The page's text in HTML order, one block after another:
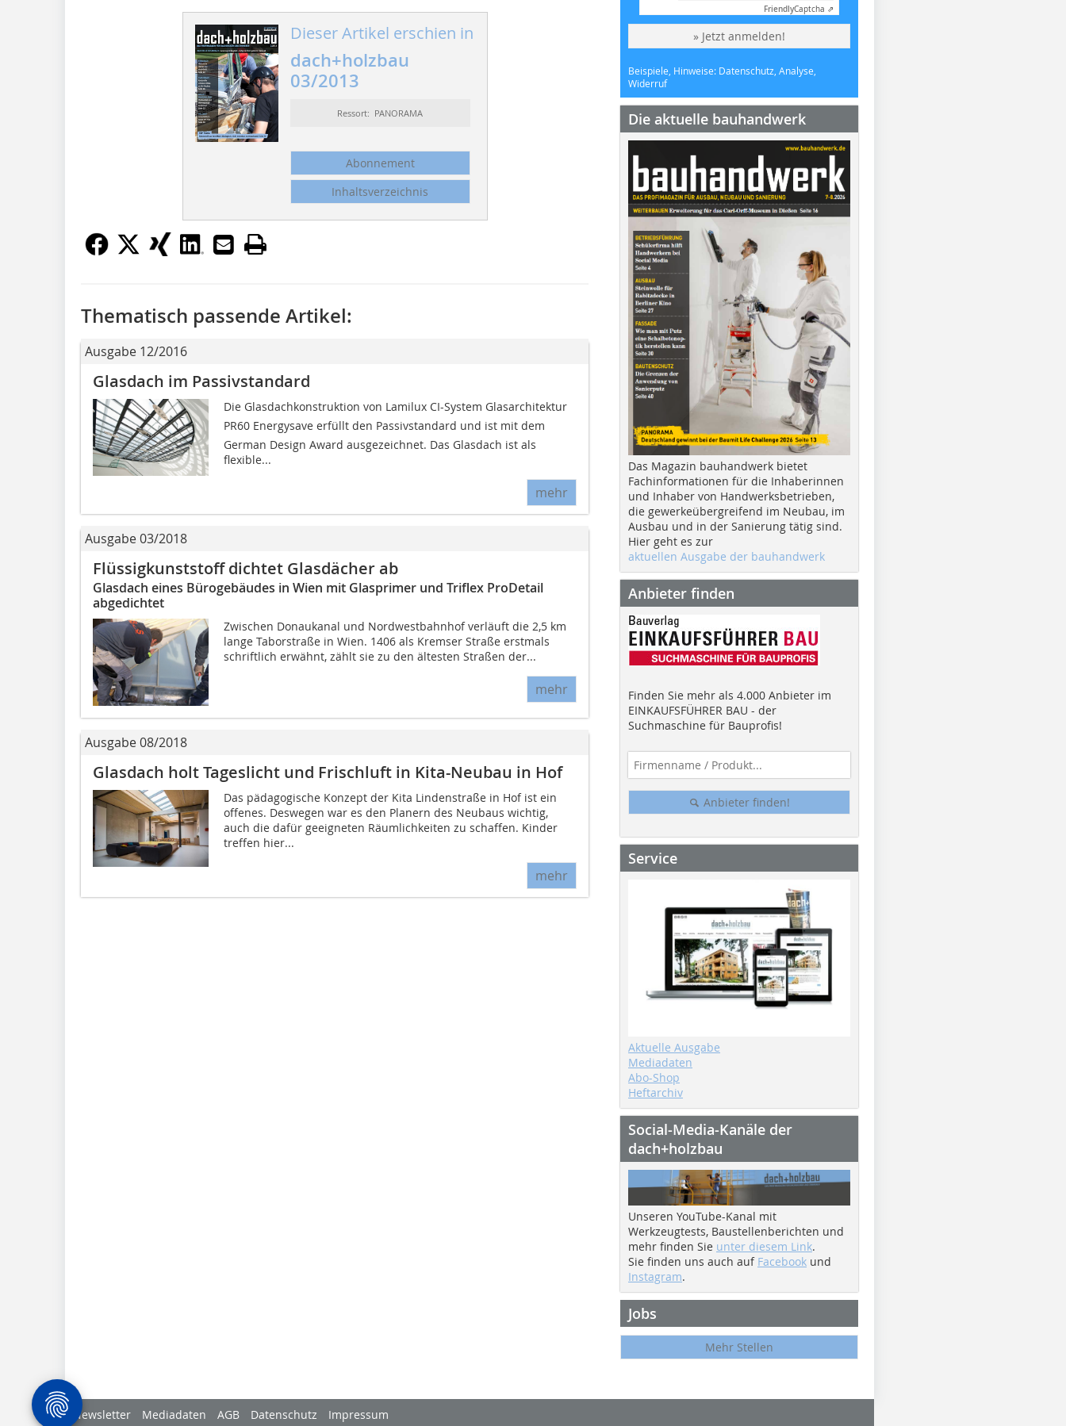
Dieser Artikel erschien in
dach+holzbau
03/2013
Ressort: PANORAMA
Abonnement
Inhaltsverzeichnis
Thematisch passende Artikel:
Ausgabe 12/2016
Glasdach im Passivstandard
Die Glasdachkonstruktion von Lamilux CI-System Glasarchitektur
PR60 Energysave erfüllt den Passivstandard und ist mit dem
German Design Award ausgezeichnet. Das Glasdach ist als
flexible...
mehr
Ausgabe 03/2018
Flüssigkunststoff dichtet Glasdächer ab
Glasdach eines Bürogebäudes in Wien mit Glasprimer und Triflex ProDetail
abgedichtet
Zwischen Donaukanal und Nordwestbahnhof verläuft die 2,5 km
lange Taborstraße in Wien. 1406 als Kremser Straße erstmals
schriftlich erwähnt, zählt sie zu den ältesten Straßen der...
mehr
Ausgabe 08/2018
Glasdach holt Tageslicht und Frischluft in Kita-Neubau in Hof
Das pädagogische Konzept der Kita Lindenstraße in Hof ist ein
offenes. Deswegen war es den Planern des Neubaus wichtig,
auch die dafür geeigneten Räumlichkeiten zu schaffen. Kinder
treffen hier...
mehr
FriendlyCaptcha ⇗
» Jetzt anmelden!
Beispiele, Hinweise: Datenschutz, Analyse,
Widerruf
Die aktuelle bauhandwerk
Das Magazin bauhandwerk bietet
Fachinformationen für die Inhaberinnen
und Inhaber von Handwerksbetrieben,
die gewerkeübergreifend im Neubau, im
Ausbau und in der Sanierung tätig sind.
Hier geht es zur
aktuellen Ausgabe der bauhandwerk
Anbieter finden
Finden Sie mehr als 4.000 Anbieter im
EINKAUFSFÜHRER BAU - der
Suchmaschine für Bauprofis!
Anbieter finden!
Service
Aktuelle Ausgabe
Mediadaten
Abo-Shop
Heftarchiv
Social-Media-Kanäle der
dach+holzbau
Unseren YouTube-Kanal mit
Werkzeugtests, Baustellenberichten und
mehr finden Sie unter diesem Link.
Sie finden uns auch auf Facebook und
Instagram.
Jobs
Mehr Stellen
Newsletter Mediadaten AGB Datenschutz Impressum